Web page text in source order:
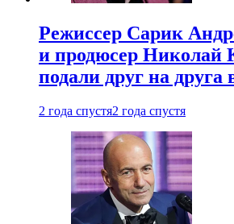
Режиссер Сарик
и продюсер Николай
подали друг на друга
2 года спустя2 года спустя